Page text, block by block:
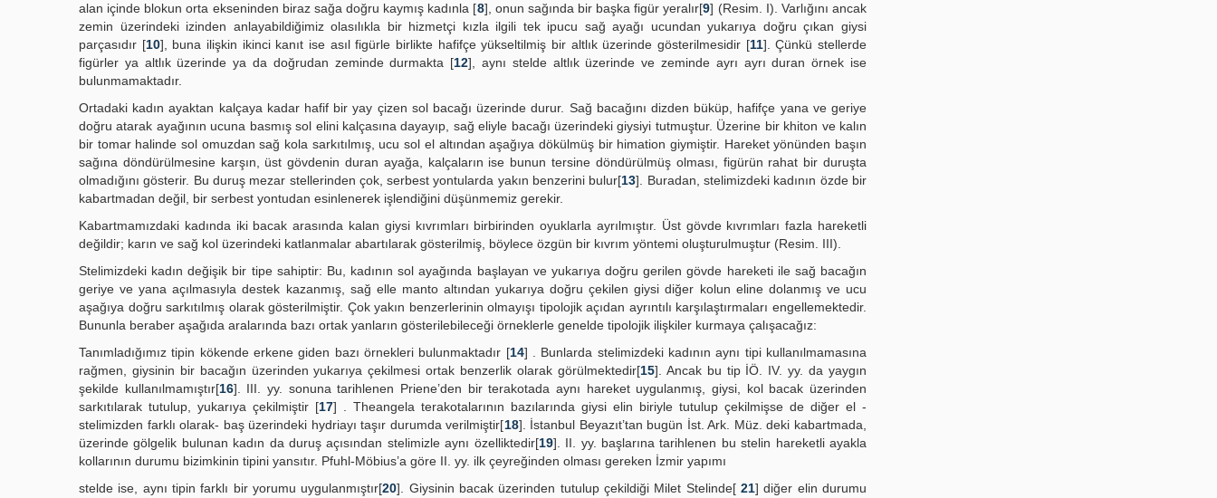
alan içinde blokun orta ekseninden biraz sağa doğru kaymış kadınla [8], onun sağında bir başka figür yeralır[9] (Resim. I). Varlığını ancak
zemin üzerindeki izinden anlayabildiğimiz olasılıkla bir hizmetçi kızla ilgili tek ipucu sağ ayağı ucundan yukarıya doğru çıkan giysi
parçasıdır [10], buna ilişkin ikinci kanıt ise asıl figürle birlikte hafifçe yükseltilmiş bir altlık üzerinde gösterilmesidir [11]. Çünkü stellerde
figürler ya altlık üzerinde ya da doğrudan zeminde durmakta [12], aynı stelde altlık üzerinde ve zeminde ayrı ayrı duran örnek ise
bulunmamaktadır.
Ortadaki kadın ayaktan kalçaya kadar hafif bir yay çizen sol bacağı üzerinde durur. Sağ bacağını dizden büküp, hafifçe yana ve geriye
doğru atarak ayağının ucuna basmış sol elini kalçasına dayayıp, sağ eliyle bacağı üzerindeki giysiyi tutmuştur. Üzerine bir khiton ve kalın
bir tomar halinde sol omuzdan sağ kola sarkıtılmış, ucu sol el altından aşağıya dökülmüş bir himation giymiştir. Hareket yönünden başın
sağına döndürülmesine karşın, üst gövdenin duran ayağa, kalçaların ise bunun tersine döndürülmüş olması, figürün rahat bir duruşta
olmadığını gösterir. Bu duruş mezar stellerinden çok, serbest yontularda yakın benzerini bulur[13]. Buradan, stelimizdeki kadının özde bir
kabartmadan değil, bir serbest yontudan esinlenerek işlendiğini düşünmemiz gerekir.
Kabartmamızdaki kadında iki bacak arasında kalan giysi kıvrımları birbirinden oyuklarla ayrılmıştır. Üst gövde kıvrımları fazla hareketli
değildir; karın ve sağ kol üzerindeki katlanmalar abartılarak gösterilmiş, böylece özgün bir kıvrım yöntemi oluşturulmuştur (Resim. III).
Stelimizdeki kadın değişik bir tipe sahiptir: Bu, kadının sol ayağında başlayan ve yukarıya doğru gerilen gövde hareketi ile sağ bacağın
geriye ve yana açılmasıyla destek kazanmış, sağ elle manto altından yukarıya doğru çekilen giysi diğer kolun eline dolanmış ve ucu
aşağıya doğru sarkıtılmış olarak gösterilmiştir. Çok yakın benzerlerinin olmayışı tipolojik açıdan ayrıntılı karşılaştırmaları engellemektedir.
Bununla beraber aşağıda aralarında bazı ortak yanların gösterilebileceği örneklerle genelde tipolojik ilişkiler kurmaya çalışacağız:
Tanımladığımız tipin kökende erkene giden bazı örnekleri bulunmak­tadır [14] . Bunlarda stelimizdeki kadının aynı tipi kullanılmamasına
rağmen, giysinin bir bacağın üzerinden yukarıya çekilmesi ortak benzerlik olarak görülmektedir[15]. Ancak bu tip İÖ. IV. yy. da yaygın
şekilde kullanılmamıştır[16]. III. yy. sonuna tarihlenen Priene’den bir terakotada aynı hareket uygulanmış, giysi, kol bacak üzerinden
sarkıtılarak tutulup, yukarıya çekilmiştir [17] . Theangela terakotalarının bazılarında giysi elin biriyle tutulup çekilmişse de diğer el -
stelimizden farklı olarak- baş üzerindeki hydriayı taşır durumda verilmiştir[18]. İstanbul Beyazıt’tan bugün İst. Ark. Müz. deki kabartmada,
üzerinde gölgelik bulunan kadın da duruş açısından stelimizle aynı özelliktedir[19]. II. yy. başlarına tarihlenen bu stelin hareketli ayakla
kollarının durumu bizimkinin tipini yansıtır. Pfuhl-Möbius’a göre II. yy. ilk çeyreğinden olması gereken İzmir yapımı
stelde ise, aynı tipin farklı bir yorumu uygulanmıştır[20]. Giysinin bacak üzerinden tutulup çekildiği Milet Stelinde[ 21] diğer elin durumu